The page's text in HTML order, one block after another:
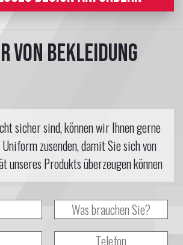
von Bekleidung
sicher sind, können wir Ihnen gerne
zusenden, damit Sie sich von
unseres Produkts überzeugen können